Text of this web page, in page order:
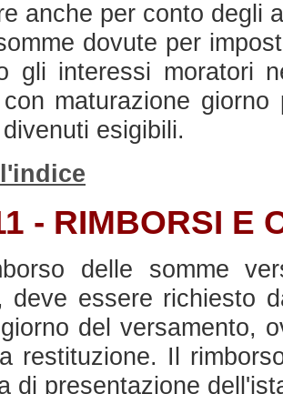
anche per conto degli
dovute per
gli interessi moratori
maturazione
esigibili.
- RIMBORSI E
delle somme
deve essere richiesto
del versamento,
restituzione. Il
di presentazione